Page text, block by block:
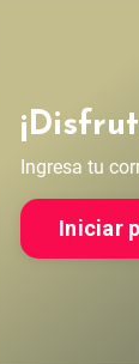
Ingresa tu
Iniciar